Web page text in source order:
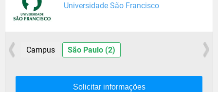
Universidade São Francisco
Campus São Paulo (2)
Solicitar informações